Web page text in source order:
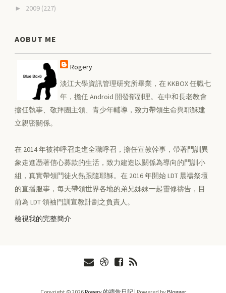
► 2009 (227)
AOBUT ME
Rogery
淡江大學資訊管理研究所畢業，在 KKBOX 任職七
年，擔任 Android 開發部副理。在中和長老教會
擔任執事、敬拜團主領、青少年輔導，致力帶領生命與耶穌建
立親密關係。
在 2014 年被神呼召走進全職呼召，擔任宣教幹事，帶著門訓異
象走進憑著信心募款的生活，致力建造以關係為導向的門訓小
組，真實帶領門徒火熱跟隨耶穌。在 2016 年開始 LDT 晨禱祭壇
的直播服事，每天帶領世界各地的弟兄姊妹一起靈修禱告，目
前為 LDT 領袖門訓宣教計劃之負責人。
檢視我的完整簡介